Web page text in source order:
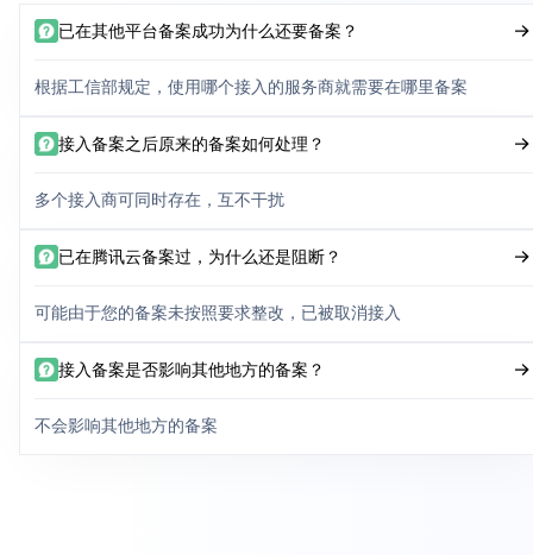
已在其他平台备案成功为什么还要备案？
根据工信部规定，使用哪个接入的服务商就需要在哪里备案
接入备案之后原来的备案如何处理？
多个接入商可同时存在，互不干扰
已在腾讯云备案过，为什么还是阻断？
可能由于您的备案未按照要求整改，已被取消接入
接入备案是否影响其他地方的备案？
不会影响其他地方的备案